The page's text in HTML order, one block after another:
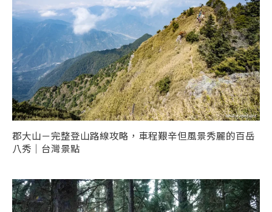
郡大山－完整登山路線攻略，車程艱辛但風景秀麗的百岳
八秀｜台灣景點